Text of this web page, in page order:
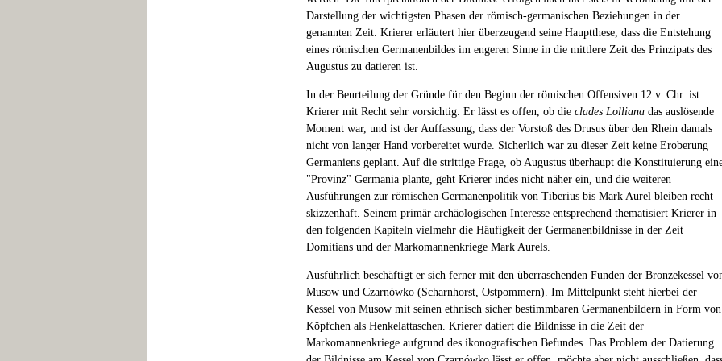
Darstellung der wichtigsten Phasen der römisch-germanischen Beziehungen in der
genannten Zeit. Krierer erläutert hier überzeugend seine Hauptthese, dass die Entstehung
eines römischen Germanenbildes im engeren Sinne in die mittlere Zeit des Prinzipats des
Augustus zu datieren ist.
In der Beurteilung der Gründe für den Beginn der römischen Offensiven 12 v. Chr. ist
Krierer mit Recht sehr vorsichtig. Er lässt es offen, ob die clades Lolliana das auslösende
Moment war, und ist der Auffassung, dass der Vorstoß des Drusus über den Rhein damals
nicht von langer Hand vorbereitet wurde. Sicherlich war zu dieser Zeit keine Eroberung
Germaniens geplant. Auf die strittige Frage, ob Augustus überhaupt die Konstituierung
"Provinz" Germania plante, geht Krierer indes nicht näher ein, und die weiteren
Ausführungen zur römischen Germanenpolitik von Tiberius bis Mark Aurel bleiben recht
skizzenhaft. Seinem primär archäologischen Interesse entsprechend thematisiert Krierer in
den folgenden Kapiteln vielmehr die Häufigkeit der Germanenbildnisse in der Zeit
Domitians und der Markomannenkriege Mark Aurels.
Ausführlich beschäftigt er sich ferner mit den überraschenden Funden der Bronzekessel
Musow und Czarnówko (Scharnhorst, Ostpommern). Im Mittelpunkt steht hierbei der
Kessel von Musow mit seinen ethnisch sicher bestimmbaren Germanenbildern in Form von
Köpfchen als Henkelattaschen. Krierer datiert die Bildnisse in die Zeit der
Markomannenkriege aufgrund des ikonografischen Befundes. Das Problem der Datierung